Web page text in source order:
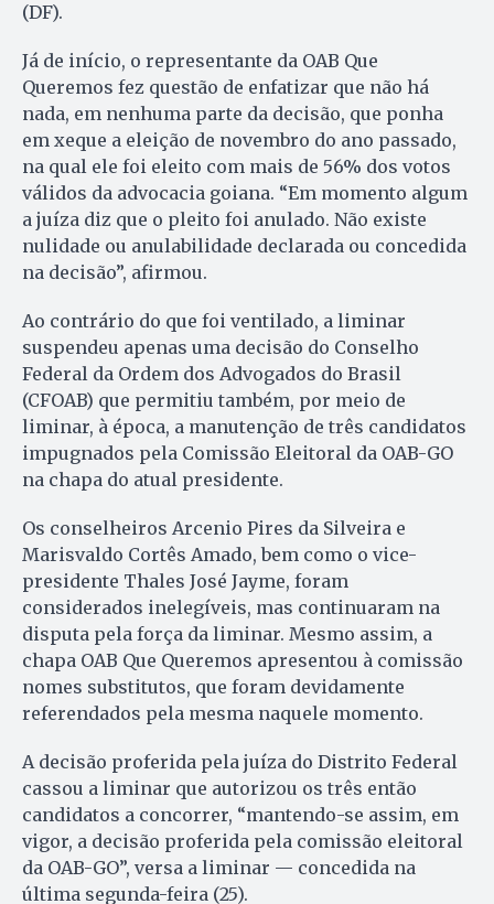
(DF).
Já de início, o representante da OAB Que
Queremos fez questão de enfatizar que não há
nada, em nenhuma parte da decisão, que ponha
em xeque a eleição de novembro do ano passado,
na qual ele foi eleito com mais de 56% dos votos
válidos da advocacia goiana. “Em momento algum
a juíza diz que o pleito foi anulado. Não existe
nulidade ou anulabilidade declarada ou concedida
na decisão”, afirmou.
Ao contrário do que foi ventilado, a liminar
suspendeu apenas uma decisão do Conselho
Federal da Ordem dos Advogados do Brasil
(CFOAB) que permitiu também, por meio de
liminar, à época, a manutenção de três candidatos
impugnados pela Comissão Eleitoral da OAB-GO
na chapa do atual presidente.
Os conselheiros Arcenio Pires da Silveira e
Marisvaldo Cortês Amado, bem como o vice-
presidente Thales José Jayme, foram
considerados inelegíveis, mas continuaram na
disputa pela força da liminar. Mesmo assim, a
chapa OAB Que Queremos apresentou à comissão
nomes substitutos, que foram devidamente
referendados pela mesma naquele momento.
A decisão proferida pela juíza do Distrito Federal
cassou a liminar que autorizou os três então
candidatos a concorrer, “mantendo-se assim, em
vigor, a decisão proferida pela comissão eleitoral
da OAB-GO”, versa a liminar — concedida na
última segunda-feira (25).